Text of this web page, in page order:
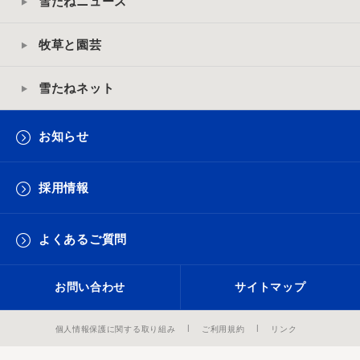
牧草と園芸
雪たねネット
お知らせ
採用情報
よくあるご質問
お問い合わせ サイトマップ
個人情報保護に関する取り組み ご利用規約 リンク